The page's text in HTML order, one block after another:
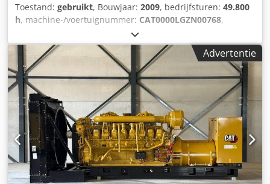
Toestand: gebruikt, Bouwjaar: 2009, bedrijfsturen: 49.800
h, machine-/voertuignummer: CAT0000LGZN00768,
, motorfabrikant:
Toepassingsgebied: bouwsector Leeggewicht: 17.500 kg
Generatorvermogen: 2.150 kVA Afmetingen laadruimte: 7 x
2 x 27 cm Neem contact op met Team DPX voor meer
informatie. = Extra opties en accessoires = Dcedpfezpdn Ijx
Abmek - Bedieningspaneel
Advertentie